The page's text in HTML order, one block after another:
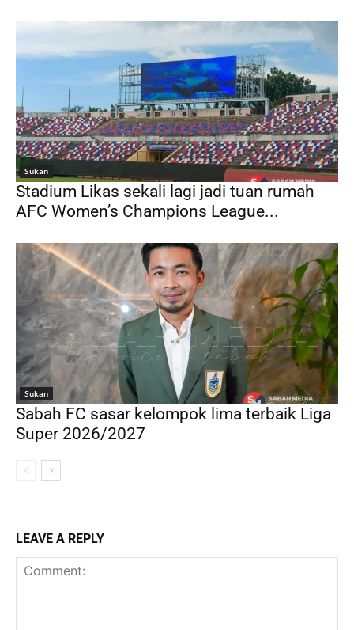
Sukan
Stadium Likas sekali lagi jadi tuan rumah
AFC Women’s Champions League...
Sukan
Sabah FC sasar kelompok lima terbaik Liga
Super 2026/2027
LEAVE A REPLY